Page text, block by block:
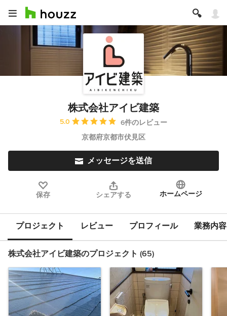
株式会社アイビ建築
平均評価：5つ星中 星5
5.0
6件のレビュー
京都府京都市伏見区
メッセージを送信
保存 シェアする ホームページ
プロジェクト レビュー プロフィール 業務内容
株式会社アイビ建築のプロジェクト (65)